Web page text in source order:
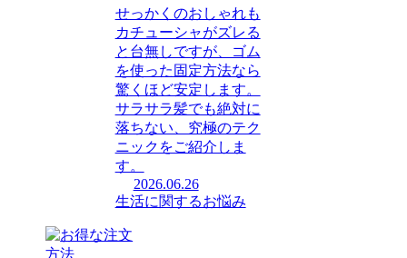
せっかくのおしゃれも
カチューシャがズレる
と台無しですが、ゴム
を使った固定方法なら
驚くほど安定します。
サラサラ髪でも絶対に
落ちない、究極のテク
ニックをご紹介しま
す。
2026.06.26
生活に関するお悩み